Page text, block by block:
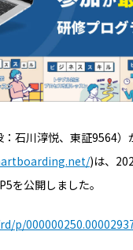
石川淳悦、東証9564
)は、
を公開しました。